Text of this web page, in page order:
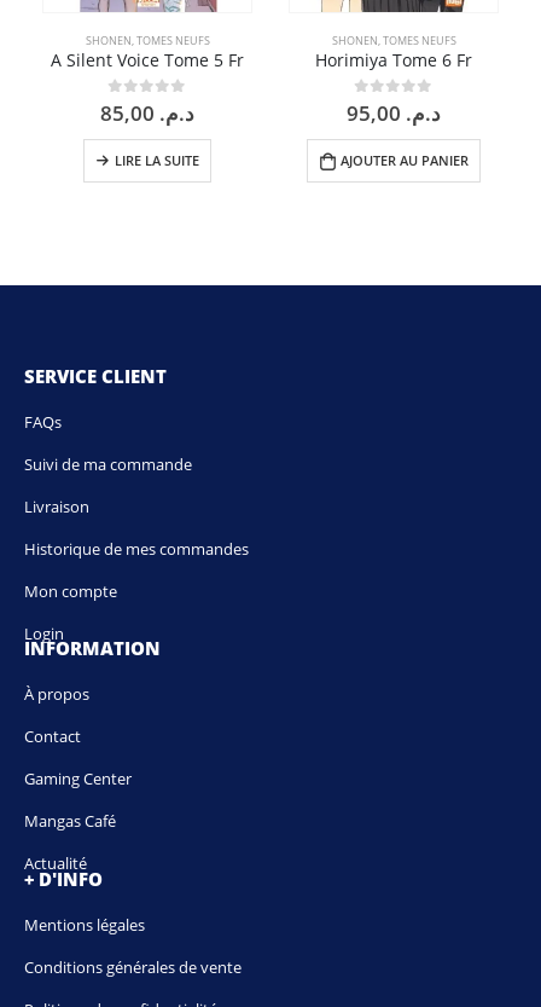
SHONEN,TOMES NEUFS
A Silent Voice Tome 5 Fr
0sur 5د.م.
LIRE LA SUITE
SHONEN,TOMES NEUFS
Horimiya Tome 6 Fr
0sur 5د.م.
AJOUTER AU PANIER
SERVICE CLIENT
FAQs
Suivi de ma commande
Livraison
Historique de mes commandes
Mon compte
Login
INFORMATION
À propos
Contact
Gaming Center
Mangas Café
Actualité
+ D'INFO
Mentions légales
Conditions générales de vente